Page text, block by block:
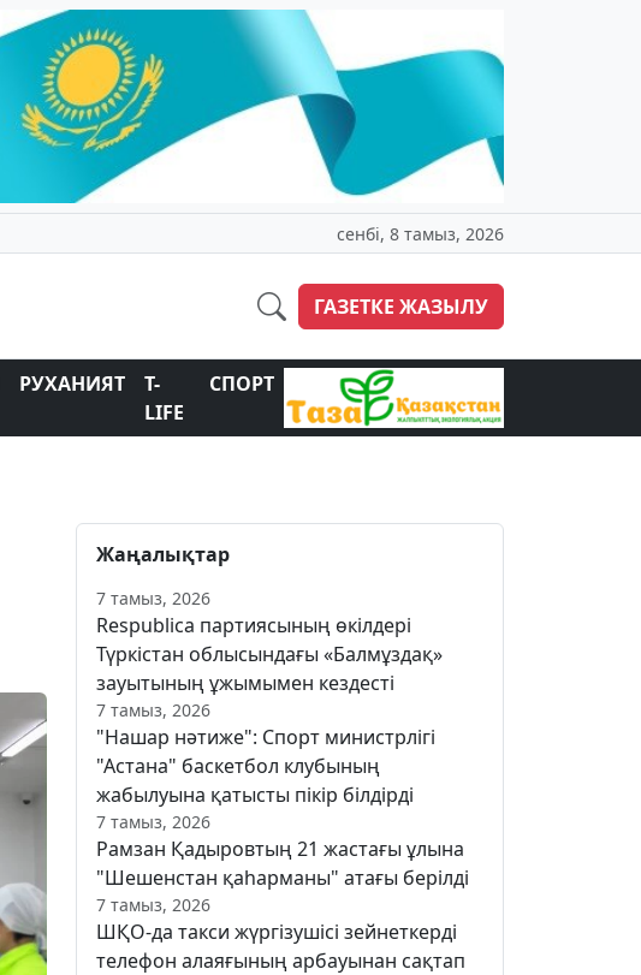
сенбі, 8 тамыз, 2026
ГАЗЕТКЕ ЖАЗЫЛУ
РУХАНИЯТ
T-
LIFE
СПОРТ
Жаңалықтар
7 тамыз, 2026
Respublica партиясының өкілдері
Түркістан облысындағы «Балмұздақ»
зауытының ұжымымен кездесті
7 тамыз, 2026
"Нашар нәтиже": Спорт министрлігі
"Астана" баскетбол клубының
жабылуына қатысты пікір білдірді
7 тамыз, 2026
Рамзан Қадыровтың 21 жастағы ұлына
"Шешенстан қаһарманы" атағы берілді
7 тамыз, 2026
ШҚО-да такси жүргізушісі зейнеткерді
телефон алаяғының арбауынан сақтап